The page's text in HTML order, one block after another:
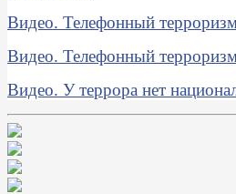
Видео. Телефонный
Видео. Телефонный
Видео. У террора нет